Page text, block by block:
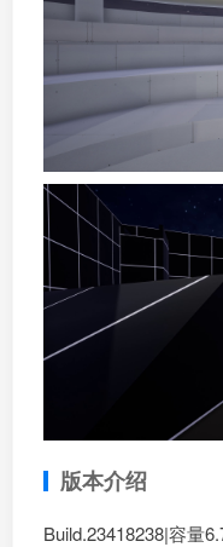
版本介绍
Build.23418238|容量